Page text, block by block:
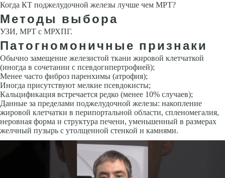
Когда КТ поджелудочной железы лучше чем МРТ?
Методы выбора
УЗИ, МРТ с МРХПГ.
Патогномоничные признаки
Обычно замещение железистой ткани жировой клетчаткой
(иногда в сочетании с псевдогипертрофией);
Менее часто фиброз паренхимы (атрофия);
Иногда присутствуют мелкие псевдокисты;
Кальцификация встречается редко (менее 10% случаев);
Данные за пределами поджелудочной железы: накопление
жировой клетчатки в перипортальной области, спленомегалия,
неровная форма и структура печени, уменьшенный в размерах
желчный пузырь с утолщенной стенкой и камнями.